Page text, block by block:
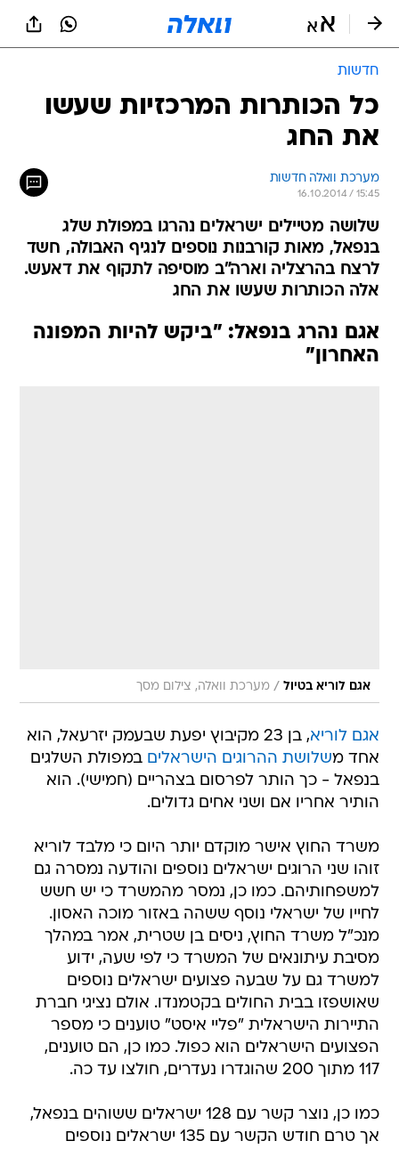
חדשות
כל הכותרות המרכזיות שעשו
את החג
מערכת וואלה חדשות
16.10.2014 / 15:45
שלושה מטיילים ישראלים נהרגו במפולת שלג
בנפאל, מאות קורבנות נוספים לנגיף האבולה, חשד
לרצח בהרצליה וארה"ב מוסיפה לתקוף את דאעש.
אלה הכותרות שעשו את החג
אגם נהרג בנפאל: "ביקש להיות המפונה
האחרון"
אגם לוריא בטיול / מערכת וואלה, צילום מסך
אגם לוריא
, בן 23 מקיבוץ יפעת שבעמק יזרעאל, הוא
אחד משלושת ההרוגים הישראלים במפולת השלגים
בנפאל - כך הותר לפרסום בצהריים (חמישי). הוא
הותיר אחריו אם ושני אחים גדולים.
משרד החוץ אישר מוקדם יותר היום כי מלבד לוריא
זוהו שני הרוגים ישראלים נוספים והודעה נמסרה גם
למשפחותיהם. כמו כן, נמסר מהמשרד כי יש חשש
לחייו של ישראלי נוסף ששהה באזור מוכה האסון.
מנכ"ל משרד החוץ, ניסים בן שטרית, אמר במהלך
מסיבת עיתונאים של המשרד כי לפי שעה, ידוע
למשרד גם על שבעה פצועים ישראלים נוספים
שאושפזו בבית החולים בקטמנדו. אולם נציגי חברת
התיירות הישראלית "פליי איסט" טוענים כי מספר
הפצועים הישראלים הוא כפול. כמו כן, הם טוענים,
117 מתוך 200 שהוגדרו נעדרים, חולצו עד כה.
כמו כן, נוצר קשר עם 128 ישראלים ששוהים בנפאל,
אך טרם חודש הקשר עם 135 ישראלים נוספים